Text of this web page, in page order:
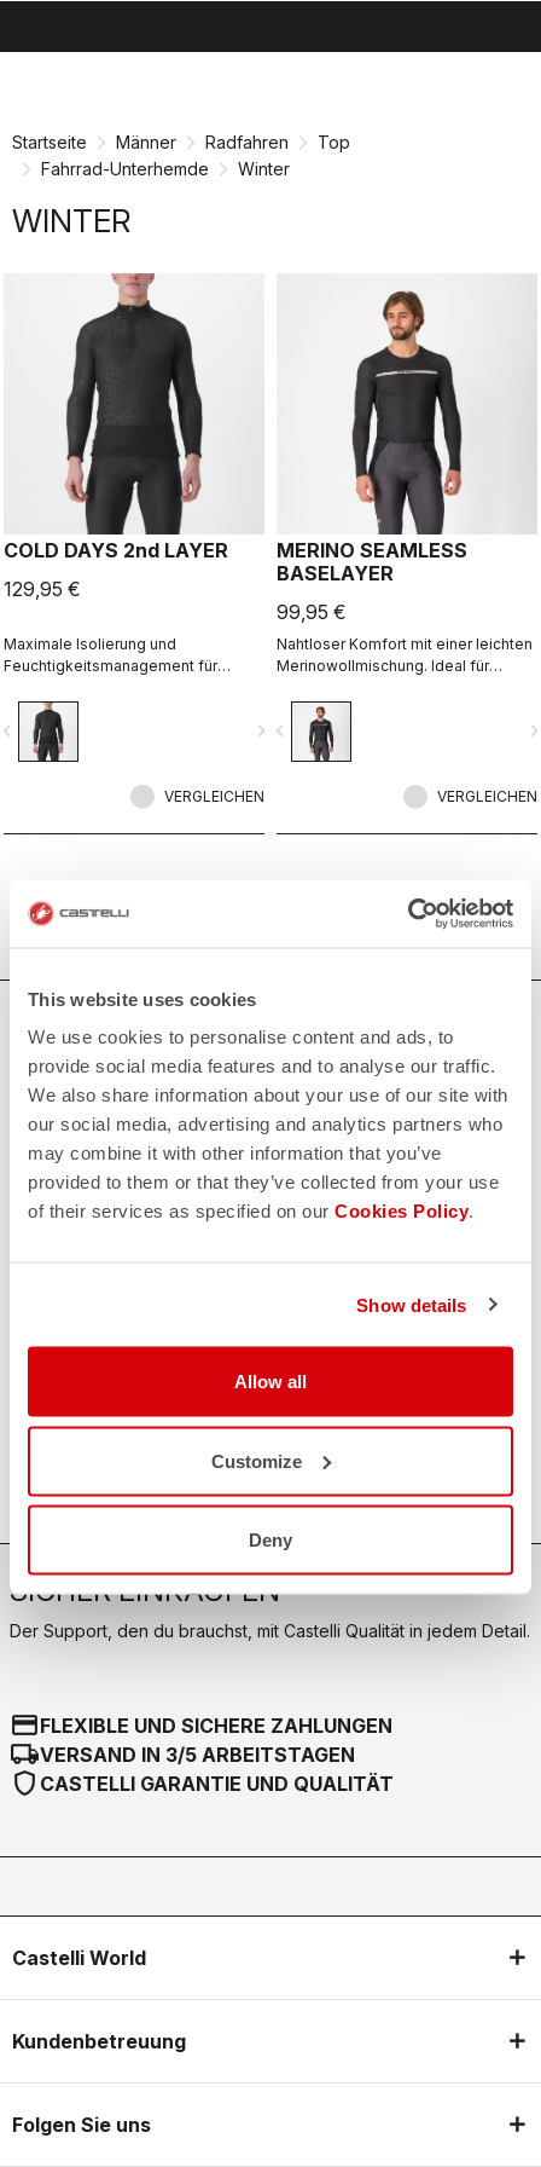
This website uses cookies
We use cookies to personalise content and ads, to
provide social media features and to analyse our traffic.
We also share information about your use of our site with
our social media, advertising and analytics partners who
may combine it with other information that you’ve
provided to them or that they’ve collected from your use
of their services as specified on our Cookies Policy.
Show details
Allow all
Customize
Deny
Startseite Männer Radfahren
Top
Fahrrad-Unterhemde
Winter
WINTER
COLD DAYS 2nd LAYER
129,95 €
Maximale Isolierung und
Feuchtigkeitsmanagement für
Zwischenschicht zwischen
Baselayer und Jacke.
navigate_next
VERGLEICHEN
MERINO SEAMLESS
BASELAYER
99,95 €
Nahtloser Komfort mit einer leichten
Merinowollmischung. Ideal für
Feuchtigkeitsmanagement an kalten
Tagen, damit Sie sich wohl fühlen.
navigate_before
VERGLEICHEN
BRAUCHEN SIE HILFE?
Wenn Sie Zweifel haben oder Unterstützung brauchen, keine
Sorge,wir sind für Sie da!
email
KONTAKT
Haben Sie eine Frage an uns?
innerhalb von 30 Tagen nach der Lieferung
quizHaben Sie noch weitere Fragen?
Kein Problem, wir haben alle Antworten!
SICHER EINKAUFEN
Der Support, den du brauchst, mit Castelli Qualität in jedem Detail.
credit_cardFLEXIBLE UND SICHERE ZAHLUNGEN
local_shippingVERSAND IN 3/5 ARBEITSTAGEN
shield CASTELLI GARANTIE UND QUALITÄT
Castelli World
Kundenbetreuung
Folgen Sie uns